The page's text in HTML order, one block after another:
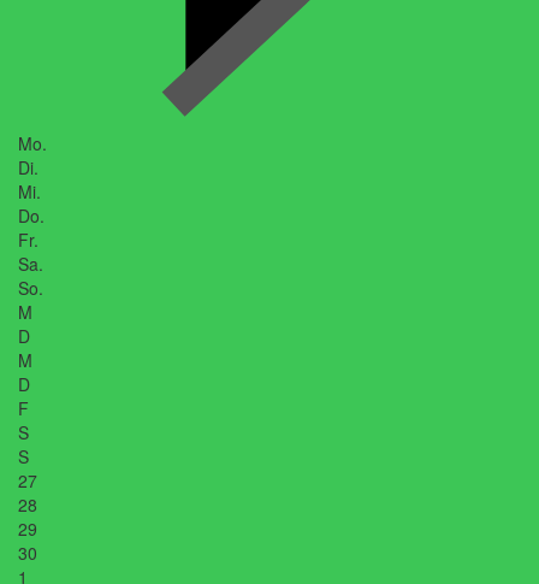
Mo.
Di.
Mi.
Do.
Fr.
Sa.
So.
M
D
M
D
F
S
S
27
28
29
30
1